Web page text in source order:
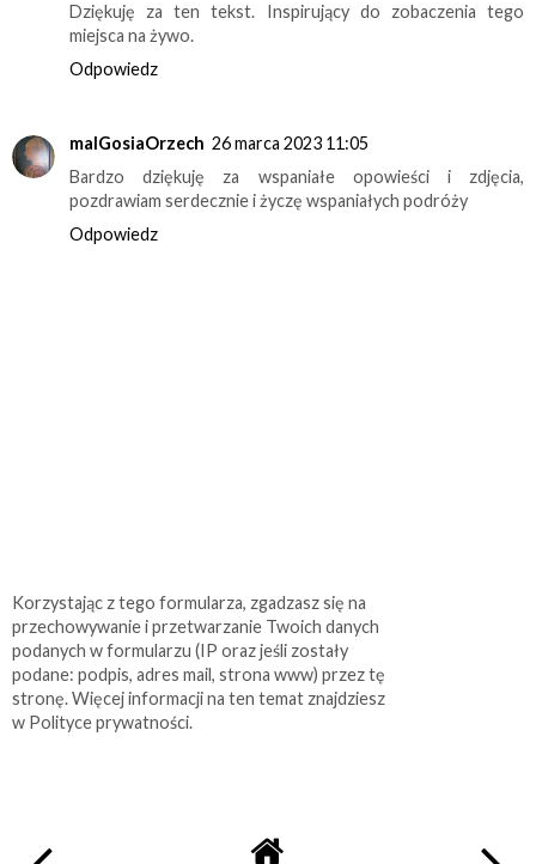
Dziękuję za ten tekst. Inspirujący do zobaczenia tego
miejsca na żywo.
Odpowiedz
malGosiaOrzech 26 marca 2023 11:05
Bardzo dziękuję za wspaniałe opowieści i zdjęcia,
pozdrawiam serdecznie i życzę wspaniałych podróży
Odpowiedz
Korzystając z tego formularza, zgadzasz się na
przechowywanie i przetwarzanie Twoich danych
podanych w formularzu (IP oraz jeśli zostały
podane: podpis, adres mail, strona www) przez tę
stronę. Więcej informacji na ten temat znajdziesz
w Polityce prywatności.